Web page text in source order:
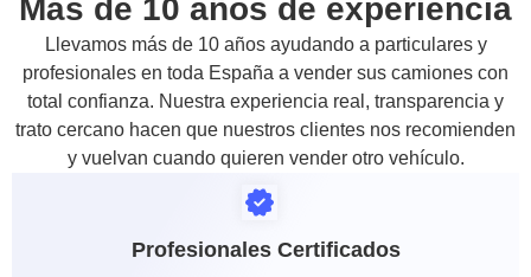
Más de 10 años de experiencia
Llevamos más de 10 años ayudando a particulares y
profesionales en toda España a vender sus camiones con
total confianza. Nuestra experiencia real, transparencia y
trato cercano hacen que nuestros clientes nos recomienden
y vuelvan cuando quieren vender otro vehículo.
Profesionales Certificados